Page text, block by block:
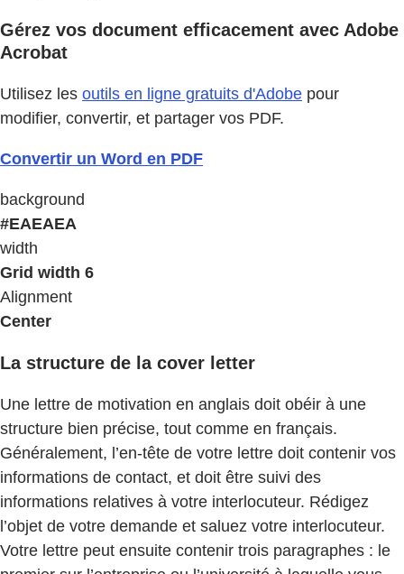
Gérez vos document efficacement avec Adobe
Acrobat
Utilisez les outils en ligne gratuits d'Adobe pour
modifier, convertir, et partager vos PDF.
Convertir un Word en PDF
background
#EAEAEA
width
Grid width 6
Alignment
Center
La structure de la cover letter
Une lettre de motivation en anglais doit obéir à une
structure bien précise, tout comme en français.
Généralement, l’en-tête de votre lettre doit contenir vos
informations de contact, et doit être suivi des
informations relatives à votre interlocuteur. Rédigez
l’objet de votre demande et saluez votre interlocuteur.
Votre lettre peut ensuite contenir trois paragraphes : le